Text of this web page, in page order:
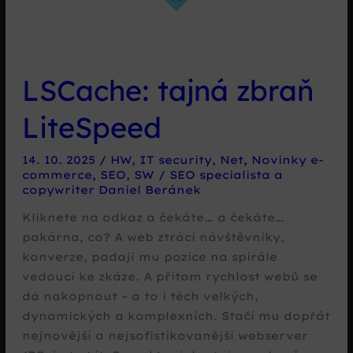
LSCache: tajná zbraň
LiteSpeed
14. 10. 2025 / HW, IT security, Net, Novinky e-
commerce, SEO, SW / SEO specialista a
copywriter Daniel Beránek
Kliknete na odkaz a čekáte… a čekáte…
pakárna, co? A web ztrácí návštěvníky,
konverze, padají mu pozice na spirále
vedoucí ke zkáze. A přitom rychlost webů se
dá nakopnout – a to i těch velkých,
dynamických a komplexních. Stačí mu dopřát
nejnovější a nejsofistikovanější webserver